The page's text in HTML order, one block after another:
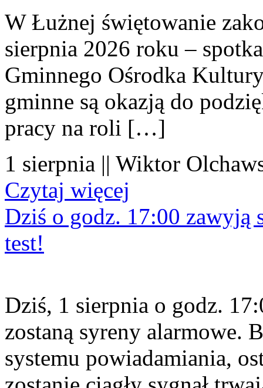
W Łużnej świętowanie
sierpnia 2026 roku –
Gminnego Ośrodka
gminne są okazją do
pracy na roli […]
1 sierpnia || Wiktor
Czytaj więcej
Dziś o godz. 17:00 zawyją
test!
Dziś, 1 sierpnia o godz.
zostaną syreny alarmowe.
systemu powiadamiania,